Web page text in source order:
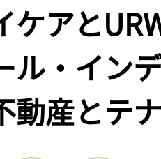
ケアと
ル・イン
動産とテ